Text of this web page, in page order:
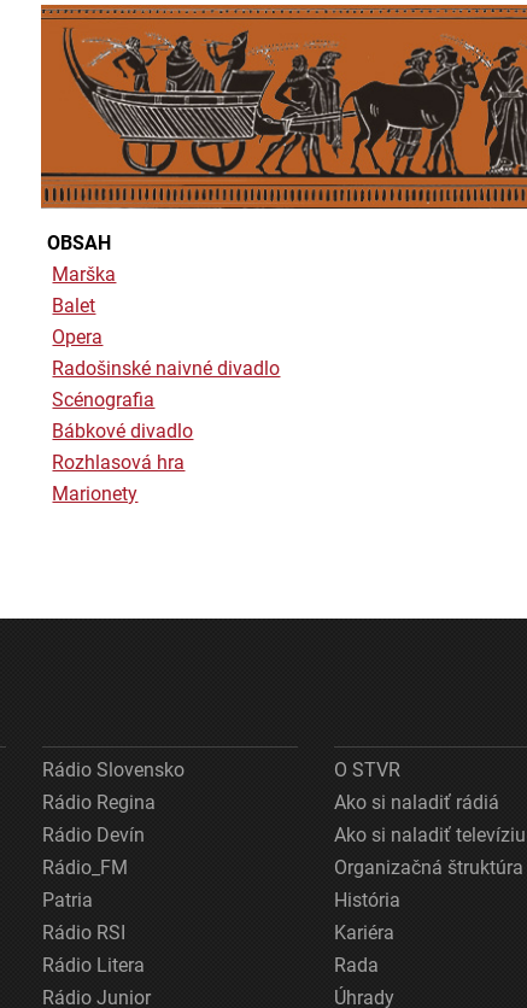
OBSAH
Marška
Balet
Opera
Radošinské naivné divadlo
Scénografia
Bábkové divadlo
Rozhlasová hra
Marionety
Rádio Slovensko
Rádio Regina
Rádio Devín
Rádio_FM
Patria
Rádio RSI
Rádio Litera
Rádio Junior
O STVR
Ako si naladiť rádiá
Ako si naladiť televíziu
Organizačná štruktúra
História
Kariéra
Rada
Úhrady